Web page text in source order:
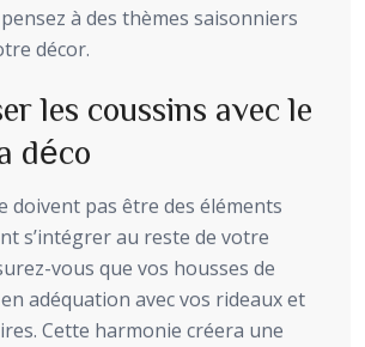
à des thèmes saisonniers
décor.
les coussins avec le
déco
doivent pas être des éléments
s’intégrer au reste de votre
vous que vos housses de
adéquation avec vos rideaux et
Cette harmonie créera une